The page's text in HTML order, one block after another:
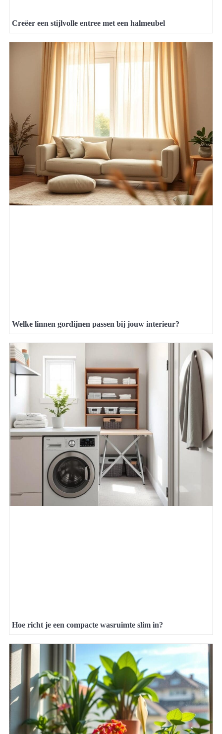
Creëer een stijlvolle entree met een halmeubel
Welke linnen gordijnen passen bij jouw interieur?
Hoe richt je een compacte wasruimte slim in?